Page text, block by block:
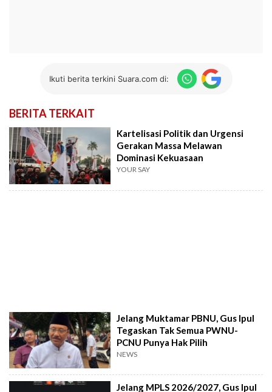
Ikuti berita terkini Suara.com di:
BERITA TERKAIT
Kartelisasi Politik dan Urgensi
Gerakan Massa Melawan
Dominasi Kekuasaan
YOUR SAY
Jelang Muktamar PBNU, Gus Ipul
Tegaskan Tak Semua PWNU-
PCNU Punya Hak Pilih
NEWS
Jelang MPLS 2026/2027, Gus Ipul